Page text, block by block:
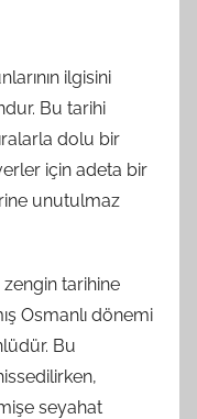
ilgisini
Bu tarihi
dolu bir
için adeta bir
unutulmaz
zengin tarihine
Osmanlı dönemi
Bu
seyahat